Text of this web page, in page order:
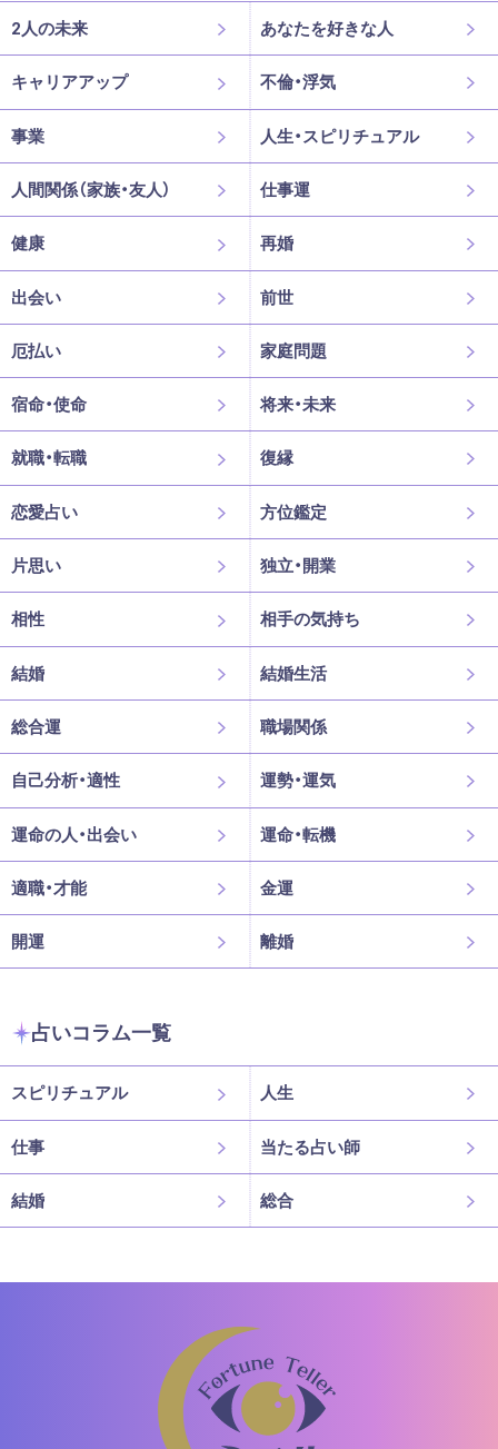
2人の未来 あなたを好きな人
キャリアアップ 不倫・浮気
事業 人生・スピリチュアル
人間関係（家族・友人） 仕事運
健康 再婚
出会い 前世
厄払い 家庭問題
宿命・使命 将来・未来
就職・転職 復縁
恋愛占い 方位鑑定
片思い 独立・開業
相性 相手の気持ち
結婚 結婚生活
総合運 職場関係
自己分析・適性 運勢・運気
運命の人・出会い 運命・転機
適職・才能 金運
開運 離婚
占いコラム一覧
スピリチュアル 人生
仕事 当たる占い師
結婚 総合